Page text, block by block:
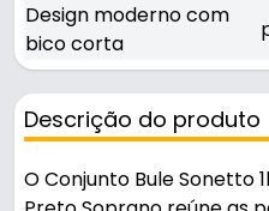
Design moderno com
bico corta
Descrição do produto
O Conjunto Bule Sonetto